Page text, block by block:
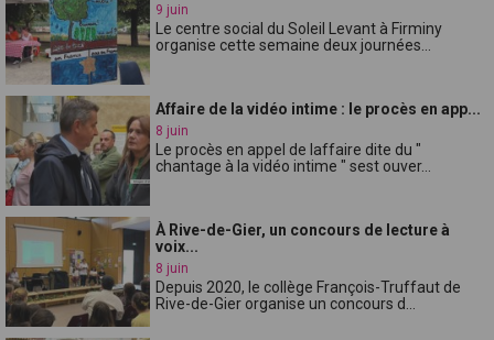
9 juin
Le centre social du Soleil Levant à Firminy
organise cette semaine deux journées...
Affaire de la vidéo intime : le procès en app...
8 juin
Le procès en appel de laffaire dite du "
chantage à la vidéo intime " sest ouver...
À Rive-de-Gier, un concours de lecture à
voix...
8 juin
Depuis 2020, le collège François-Truffaut de
Rive-de-Gier organise un concours d...